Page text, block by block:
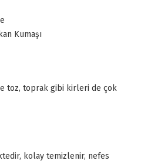
Kumaşı
toz, toprak gibi kirleri de çok
kolay temizlenir, nefes